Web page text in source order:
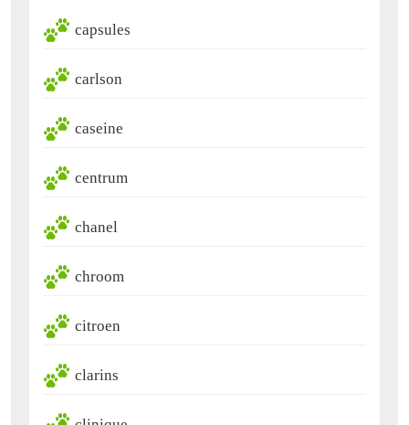
capsules
carlson
caseine
centrum
chanel
chroom
citroen
clarins